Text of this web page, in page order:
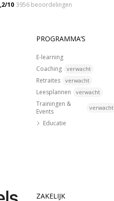
10 3956 beoordelingen
PROGRAMMA’S
E-learning
Coaching
verwacht
Retraites verwacht
Leesplannen verwacht
Trainingen &
Events
verwacht
Educatie
ZAKELIJK